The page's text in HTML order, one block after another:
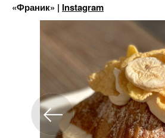
«Франик» | Instagram